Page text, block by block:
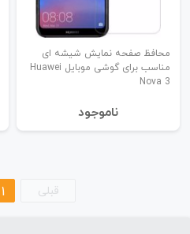
محافظ صفحه نمایش شیشه ای
مناسب برای گوشی موبایل Huawei
Nova 3
نا‌موجود
قبلی 1